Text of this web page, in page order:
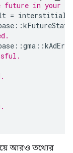
in your
=
::
::gma ::
আরও তথ্যের